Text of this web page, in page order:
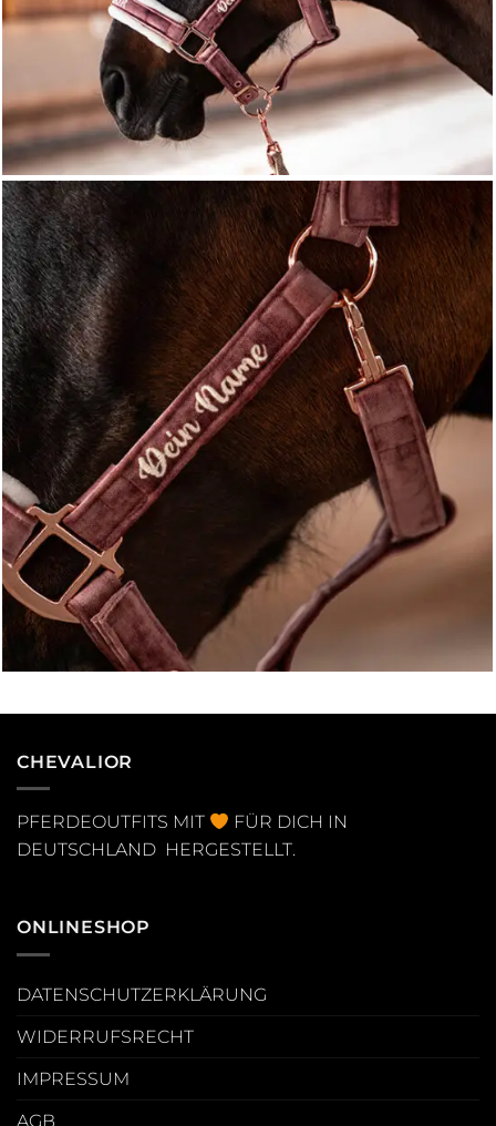
CHEVALIOR
PFERDEOUTFITS MIT
FÜR DICH IN
DEUTSCHLAND HERGESTELLT.
ONLINESHOP
DATENSCHUTZERKLÄRUNG
WIDERRUFSRECHT
IMPRESSUM
AGB